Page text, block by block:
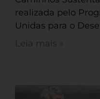
realizada pelo
Unidas para o
Leia mais »